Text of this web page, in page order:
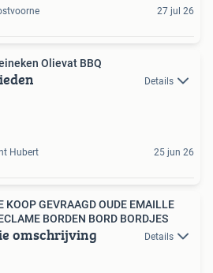
27 jul 26
Heineken Olievat BBQ
Details
Hubert 25 jun 26
KOOP GEVRAAGD OUDE EMAILLE
BORDEN BORD BORDJES
omschrijving Details